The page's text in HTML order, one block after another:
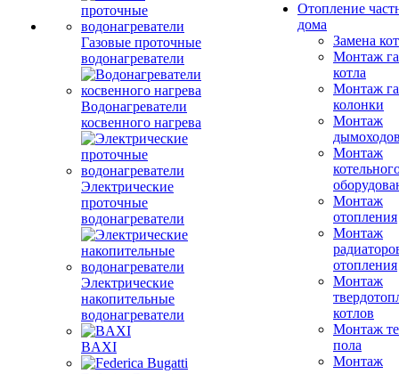
Газовые проточные
водонагреватели
Водонагреватели
косвенного нагрева
Электрические
проточные
водонагреватели
Электрические
накопительные
водонагреватели
BAXI
Отопление
дома
Замена
Монтаж
котла
Монтаж
колонки
Монтаж
Монтаж
Монтаж
отопления
Монтаж
отопления
Монтаж
котлов
Монтаж
пола
Монтаж